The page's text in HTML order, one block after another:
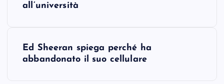
all’università
Ed Sheeran spiega perché ha
abbandonato il suo cellulare